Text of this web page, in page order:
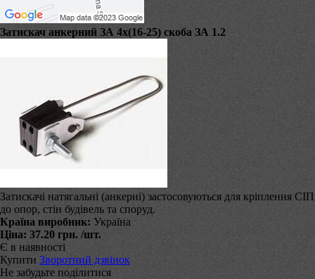
Затискач анкерний ЗА 4х(16-25) скоба ЗА 1.2
Затискачі натягальні (анкерні) застосовуються для кріплення СІП
до опор, стін будівель та споруд.
Країна виробник: Україна
Ціна: 37.20 грн. /шт.
Є в наявності
Купити Зворотний дзвінок
Не забудьте поділитися